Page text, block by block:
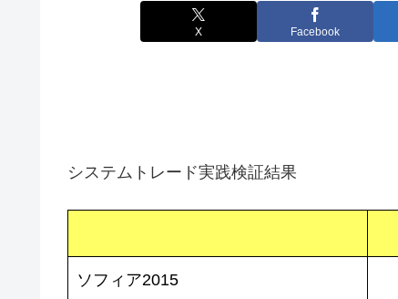
X Facebook
システムトレード実践検証結果
ソフィア2015